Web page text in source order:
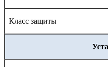
Класс защиты